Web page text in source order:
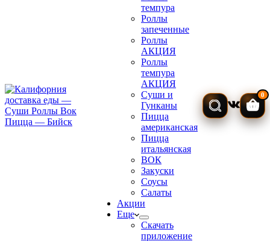
темпура
Роллы
запеченные
Роллы
АКЦИЯ
Роллы
темпура
АКЦИЯ
Суши и
Гунканы
Пицца
американская
Пицца
итальянская
ВОК
Закуски
Соусы
Салаты
Акции
Еще
Скачать
приложение
0